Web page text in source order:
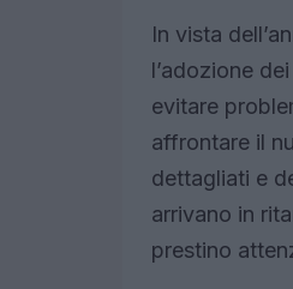
In vista
l’adozione
evitare
affrontare il
dettagliati e
arrivano in
prestino